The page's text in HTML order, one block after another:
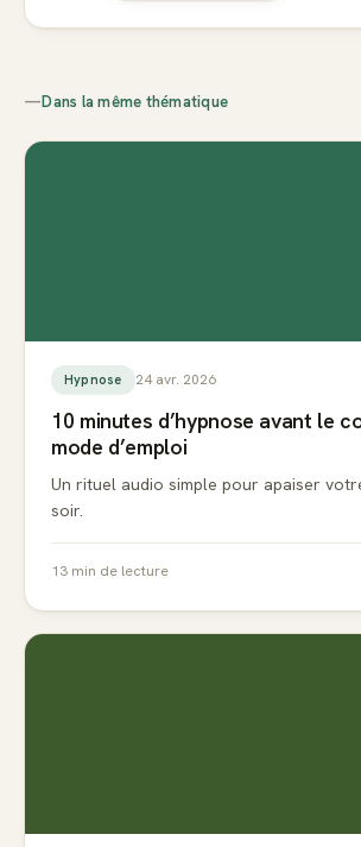
—Dans la même thématique
Hypnose 24 avr. 2026
10 minutes d’hypnose avant le
mode d’emploi
Un rituel audio simple pour apaiser
soir.
13 min de lecture